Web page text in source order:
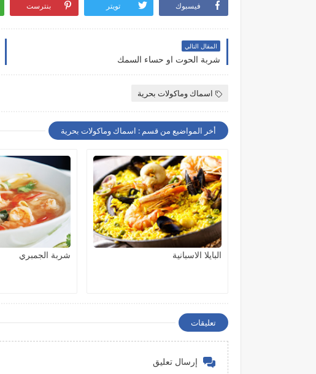
فيسبوك تويتر بنترست
المقال التالي
شربة الحوت او حساء السمك
اسماك وماكولات بحرية
أخر المواضيع من قسم : اسماك وماكولات بحرية
البايلا الاسبانية شربة الجمبري
تعليقات
إرسال تعليق